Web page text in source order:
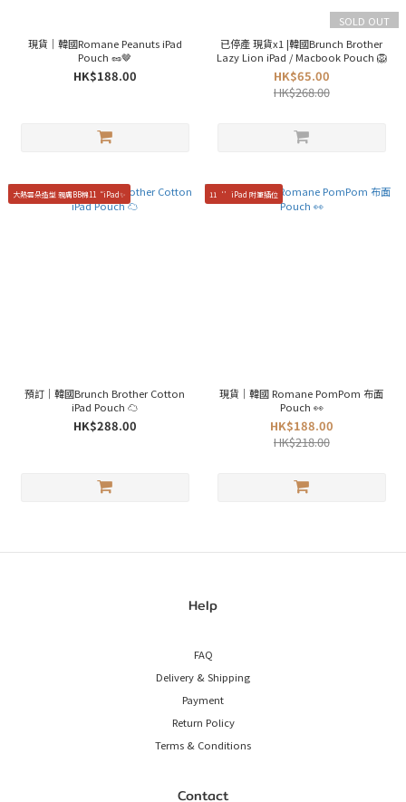
現貨｜韓國Romane Peanuts iPad
Pouch 🥜🤎
HK$188.00
SOLD OUT
已停產 現貨x1 |韓國Brunch Brother
Lazy Lion iPad / Macbook Pouch 🦁
HK$65.00
HK$268.00
大熱雲朵造型 親膚BB棉11“iPad✨
預訂｜韓國Brunch Brother Cotton
iPad Pouch ☁️
HK$288.00
11‘’iPad 附筆插位
現貨｜韓國 Romane PomPom 布面
Pouch 👀
HK$188.00
HK$218.00
Help
FAQ
Delivery & Shipping
Payment
Return Policy
Terms & Conditions
Contact